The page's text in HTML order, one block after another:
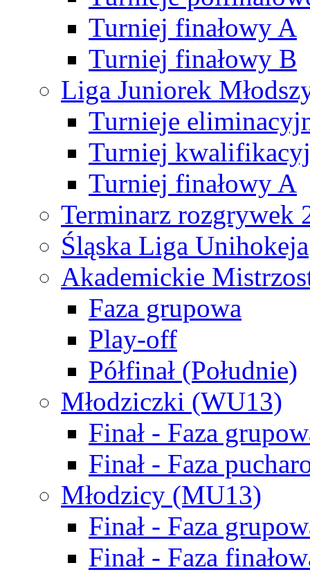
Turniej finałowy A
Turniej finałowy B
Liga Juniorek
Turnieje
Turniej
Turniej finałowy A
Terminarz rozgrywek
Śląska Liga Unihokeja
Akademickie
Faza grupowa
Play-off
Półfinał (Południe)
Młodziczki (WU13)
Finał - Faza
Finał - Faza
Młodzicy (MU13)
Finał - Faza
Finał - Faza